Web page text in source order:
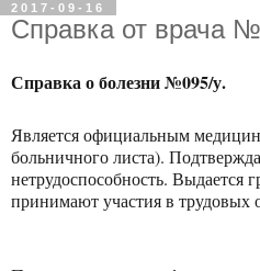
2017-09-16
Справка от врача
Справка о болезни №095/у.
Является официальным
больничного листа).
нетрудоспособность. Выдается
принимают участия в трудовых